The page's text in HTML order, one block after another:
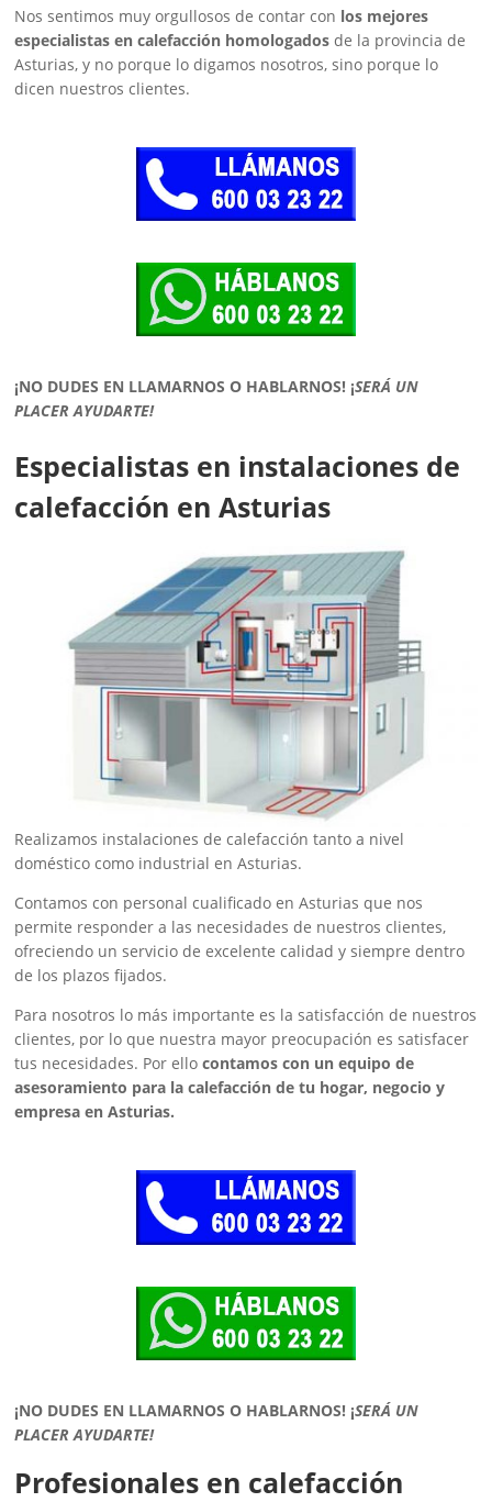
Nos sentimos muy orgullosos de contar con los mejores
especialistas en calefacción homologados de la provincia de
Asturias, y no porque lo digamos nosotros, sino porque lo
dicen nuestros clientes.
¡NO DUDES EN LLAMARNOS O HABLARNOS! ¡SERÁ UN
PLACER AYUDARTE!
Especialistas en instalaciones de
calefacción en Asturias
Realizamos instalaciones de calefacción tanto a nivel
doméstico como industrial en Asturias.
Contamos con personal cualificado en Asturias que nos
permite responder a las necesidades de nuestros clientes,
ofreciendo un servicio de excelente calidad y siempre dentro
de los plazos fijados.
Para nosotros lo más importante es la satisfacción de nuestros
clientes, por lo que nuestra mayor preocupación es satisfacer
tus necesidades. Por ellocontamos con un equipo de
asesoramiento para la calefacción de tu hogar, negocio y
empresa en Asturias.
¡NO DUDES EN LLAMARNOS O HABLARNOS! ¡SERÁ UN
PLACER AYUDARTE!
Profesionales en calefacción